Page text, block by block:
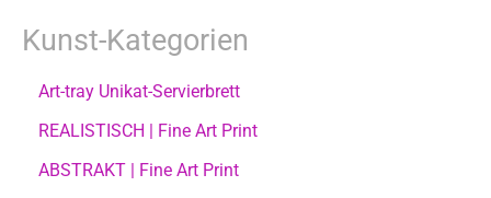
Kunst-Kategorien
Art-tray Unikat-Servierbrett
REALISTISCH | Fine Art Print
ABSTRAKT | Fine Art Print